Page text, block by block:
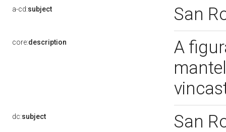
a-cd:subject San
core:description
A
dc:subject San